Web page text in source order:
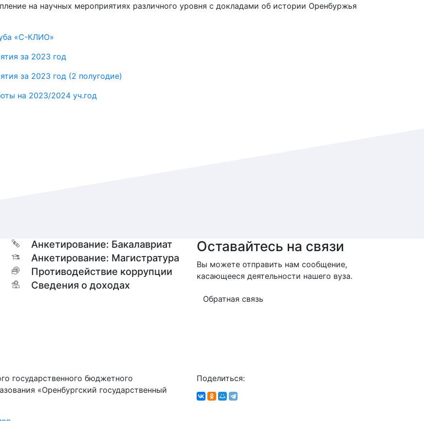
на научных мероприятиях различного уровня с докладами об истории Оренбуржья
«С-КЛИО»
за 2023 год
за 2023 год (2 полугодие)
на 2023/2024 уч.год
Анкетирование: Бакалавриат
Анкетирование: Магистратура
Противодействие коррупции
Сведения о доходах
Оставайтесь на связи
Вы можете отправить нам сообщение,
касающееся деятельности нашего вуза.
Обратная связь
государственного бюджетного
«Оренбургский государственный
Поделиться: